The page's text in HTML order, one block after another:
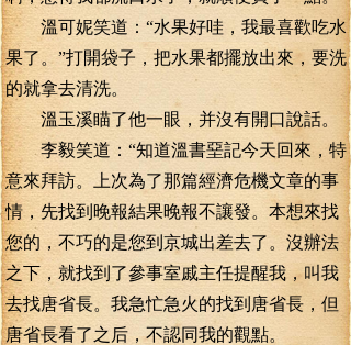
溫可妮笑道：“水果好哇，我最喜歡吃水
果了。”打開袋子，把水果都擺放出來，要洗
的就拿去清洗。
溫玉溪瞄了他一眼，并沒有開口說話。
李毅笑道：“知道溫書堊記今天回來，特
意來拜訪。上次為了那篇經濟危機文章的事
情，先找到晚報結果晚報不讓發。本想來找
您的，不巧的是您到京城出差去了。沒辦法
之下，就找到了參事室戚主任提醒我，叫我
去找唐省長。我急忙急火的找到唐省長，但
唐省長看了之后，不認同我的觀點。